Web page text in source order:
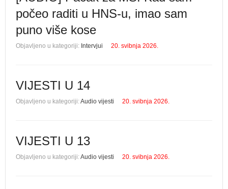
počeo raditi u HNS-u, imao sam
puno više kose
Objavljeno u kategoriji: Intervjui 20. svibnja 2026.
VIJESTI U 14
Objavljeno u kategoriji:Audio vijesti 20. svibnja 2026.
VIJESTI U 13
Objavljeno u kategoriji:Audio vijesti 20. svibnja 2026.